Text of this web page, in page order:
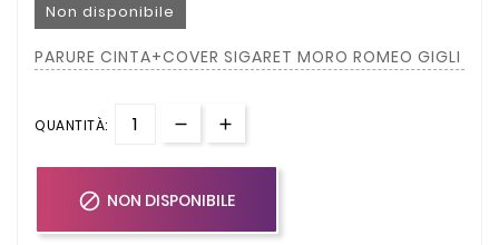
Non disponibile
PARURE CINTA+COVER SIGARET MORO ROMEO GIGLI
QUANTITÀ:
 NON DISPONIBILE